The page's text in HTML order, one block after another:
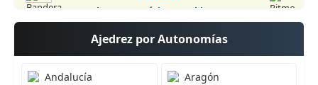
16. Torneio ART Temático Gambito Evans 2026
01.08.2026
27. Torneio ART Rápidas 2026
01.08.2026
Ajedrez por Autonomías
Andalucía Aragón